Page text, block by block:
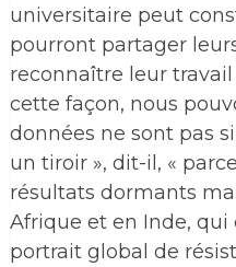
universitaire peut
pourront partager
reconnaître leur
cette façon, nous
données ne sont pas
un tiroir », dit-il, «
résultats dormants
Afrique et en Inde,
portrait global de